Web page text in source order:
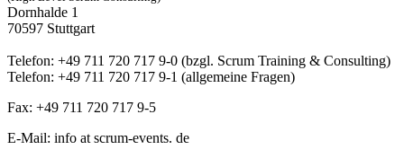
Dornhalde 1
70597 Stuttgart
Telefon: +49 711 720 717 9-0 (bzgl. Scrum Training & Consulting)
Telefon: +49 711 720 717 9-1 (allgemeine Fragen)
Fax: +49 711 720 717 9-5
E-Mail: info at scrum-events. de